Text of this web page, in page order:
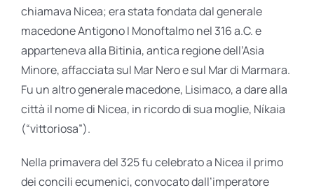
chiamava Nicea; era stata fondata dal generale
macedone Antigono I Monoftalmo nel 316 a.C. e
apparteneva alla Bitinia, antica regione dell’Asia
Minore, affacciata sul Mar Nero e sul Mar di Marmara.
Fu un altro generale macedone, Lisimaco, a dare alla
città il nome di Nicea, in ricordo di sua moglie, Níkaia
(“vittoriosa”).
Nella primavera del 325 fu celebrato a Nicea il primo
dei concili ecumenici, convocato dall’imperatore